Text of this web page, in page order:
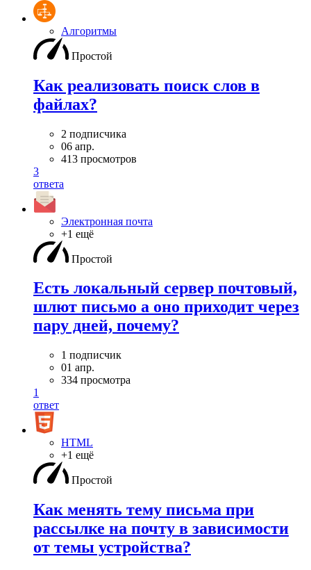
Алгоритмы
Простой
Как реализовать поиск слов в
файлах?
2 подписчика
06 апр.
413 просмотров
3
ответа
Электронная почта
+1 ещё
Простой
Есть локальный сервер почтовый,
шлют письмо а оно приходит через
пару дней, почему?
1 подписчик
01 апр.
334 просмотра
1
ответ
HTML
+1 ещё
Простой
Как менять тему письма при
рассылке на почту в зависимости
от темы устройства?